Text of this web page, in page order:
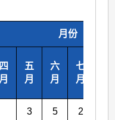
月份
四
月
五
月
六
月
七
月
3 5 2